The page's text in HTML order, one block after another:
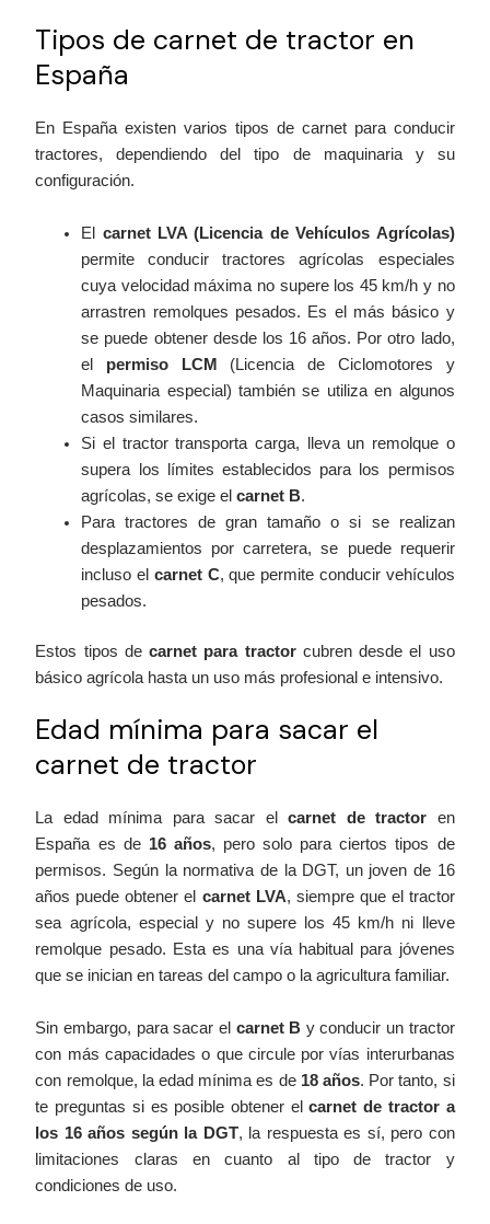
Tipos de carnet de tractor en
España
En España existen varios tipos de carnet para conducir
tractores, dependiendo del tipo de maquinaria y su
configuración.
El carnet LVA (Licencia de Vehículos Agrícolas)
permite conducir tractores agrícolas especiales
cuya velocidad máxima no supere los 45 km/h y no
arrastren remolques pesados. Es el más básico y
se puede obtener desde los 16 años. Por otro lado,
el permiso LCM
(Licencia de Ciclomotores y
Maquinaria especial) también se utiliza en algunos
casos similares.
Si el tractor transporta carga, lleva un remolque o
supera los límites establecidos para los permisos
agrícolas, se exige elcarnet B.
Para tractores de gran tamaño o si se realizan
desplazamientos por carretera, se puede requerir
incluso el carnet C, que permite conducir vehículos
pesados.
Estos tipos decarnet para tractorcubren desde el uso
básico agrícola hasta un uso más profesional e intensivo.
Edad mínima para sacar el
carnet de tractor
La edad mínima para sacar elcarnet de tractor en
España es de 16 años, pero solo para ciertos tipos de
permisos. Según la normativa de la DGT, un joven de 16
años puede obtener el carnet LVA, siempre que el tractor
sea agrícola, especial y no supere los 45 km/h ni lleve
remolque pesado. Esta es una vía habitual para jóvenes
que se inician en tareas del campo o la agricultura familiar.
Sin embargo, para sacar el carnet B y conducir un tractor
con más capacidades o que circule por vías interurbanas
con remolque, la edad mínima es de 18 años. Por tanto, si
te preguntas si es posible obtener elcarnet de tractor a
los 16 años según la DGT, la respuesta es sí, pero con
limitaciones claras en cuanto al tipo de tractor y
condiciones de uso.